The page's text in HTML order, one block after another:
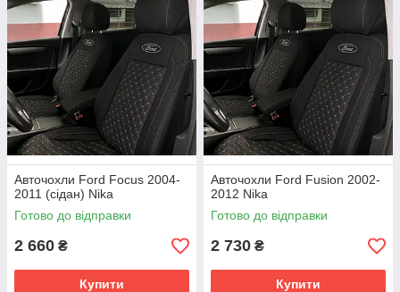
Авточохли Ford Focus 2004-
2011 (сідан) Nika
Готово до відправки
2 660 ₴
Купити
Авточохли Ford Fusion 2002-
2012 Nika
Готово до відправки
2 730 ₴
Купити